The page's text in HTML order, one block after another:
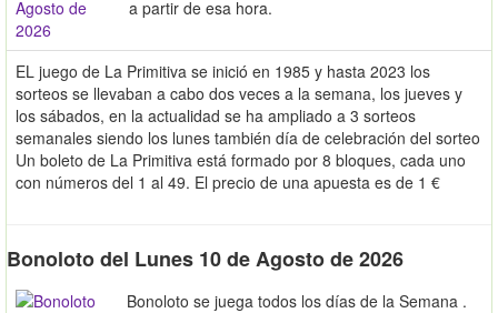
a partir de esa hora.
EL juego de La Primitiva se inició en 1985 y hasta 2023 los
sorteos se llevaban a cabo dos veces a la semana, los jueves y
los sábados, en la actualidad se ha ampliado a 3 sorteos
semanales siendo los lunes también día de celebración del sorteo
Un boleto de La Primitiva está formado por 8 bloques, cada uno
con números del 1 al 49. El precio de una apuesta es de 1 €
Bonoloto del Lunes 10 de Agosto de 2026
Bonoloto se juega todos los días de la Semana .